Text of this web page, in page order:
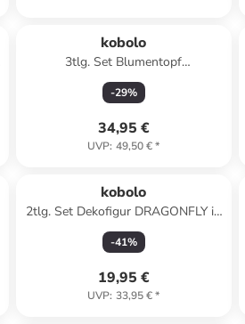
kobolo
3tlg. Set Blumentopf
TIMELESS3SET in Grau
-29%
34,95 €
UVP: 49,50 €*
kobolo
2tlg. Set Dekofigur DRAGONFLY in
Grau
-41%
19,95 €
UVP: 33,95 €*